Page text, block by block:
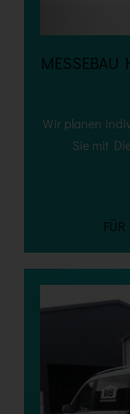
MESSEBAU
Wir planen
Sie mit
FÜR